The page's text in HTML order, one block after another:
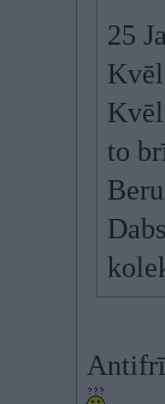
25
to